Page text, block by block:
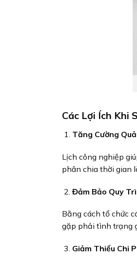
Các Lợi Ích Khi
Tăng Cường
Lịch công nghiệp
phân chia thời gian
Đảm Bảo Quy
Bằng cách tổ chức
gặp phải tình trạng
Giảm Thiểu Chi